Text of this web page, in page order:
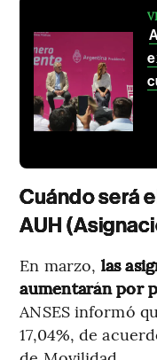
Cuándo será
AUH
En marzo, las
aumentarán por
ANSES informó
17,04%, de